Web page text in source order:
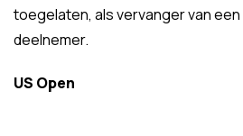
toegelaten, als vervanger van
deelnemer.
US Open